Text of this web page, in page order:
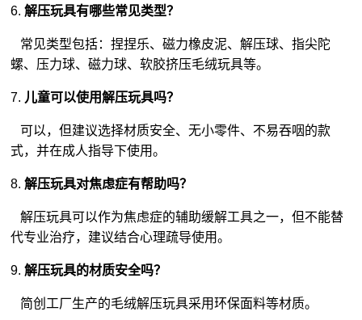
6.解压玩具有哪些常见类型？
常见类型包括：捏捏乐、磁力橡皮泥、解压球、指尖陀
螺、压力球、磁力球、软胶挤压毛绒玩具等。
7. 儿童可以使用解压玩具吗？
可以，但建议选择材质安全、无小零件、不易吞咽的款
式，并在成人指导下使用。
8.解压玩具对焦虑症有帮助吗？
解压玩具可以作为焦虑症的辅助缓解工具之一，但不能替
代专业治疗，建议结合心理疏导使用。
9.解压玩具的材质安全吗？
简创工厂生产的毛绒解压玩具采用环保面料等材质。